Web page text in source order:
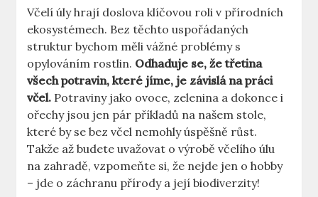
Včelí úly hrají doslova klíčovou roli v přírodních
ekosystémech. Bez těchto uspořádaných
struktur bychom měli vážné problémy s
opylováním rostlin. Odhaduje se, že třetina
všech potravin, které jíme, je závislá na práci
včel. Potraviny jako ovoce, zelenina a dokonce i
ořechy jsou jen pár příkladů na našem stole,
které by se bez včel nemohly úspěšně růst.
Takže až budete uvažovat o výrobě včelího úlu
na zahradě, vzpomeňte si, že nejde jen o hobby
– jde o záchranu přírody a její biodiverzity!